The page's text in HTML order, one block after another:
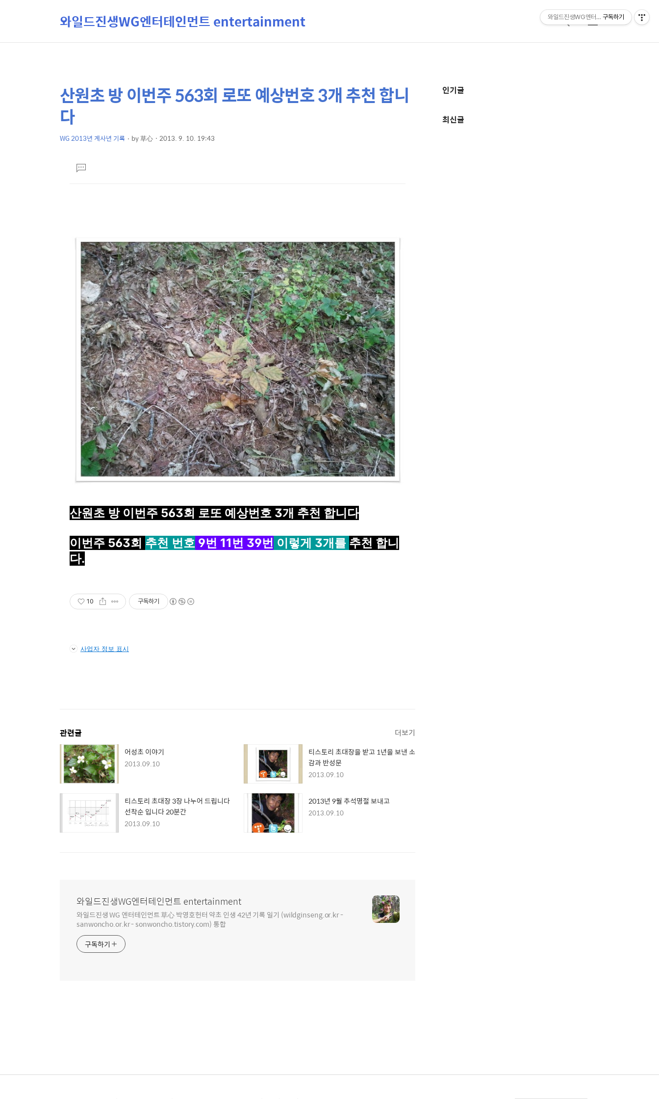
와일드진생WG엔터테인먼트 entertainment
검
메
상
세
컨
텐
본
문
제
산원초 방 이번주 563회 로또 예상번호 3개 추천 합니
다
WG 2013년 계사년 기록 by草心 2013. 9. 10. 19:43
댓
글
산원초 방 이번주 563회 로또 예상번호 3개 추천 합니다
이번주 563회 추천 번호 9번 11번 39번 이렇게 3개를 추천 합니
다.
10 구독하기
사업자 정보 표시
관련글 더보기
어성초 이야기
2013.09.10
티스토리 초대장을 받고 1년을 보낸 소
감과 반성문
2013.09.10
티스토리 초대장 3장 나누어 드립니다
선착순 입니다 20분간
2013.09.10
2013년 9월 추석명절 보내고
2013.09.10
와일드진생WG엔터테인먼트 entertainment
와일드진생 WG 엔터테인먼트 草心 박영호헌터 약초 인생 42년 기록 일기 (wildginseng.or.kr -
sanwoncho.or.kr - sonwoncho.tistory.com) 통합
구독하기
추
정
인기글
최신글
와일드진생WG엔터테인먼트
구독하기